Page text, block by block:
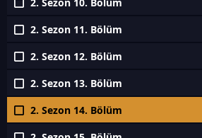
2. Sezon 11. Bölüm
2. Sezon 12. Bölüm
2. Sezon 13. Bölüm
2. Sezon 14. Bölüm